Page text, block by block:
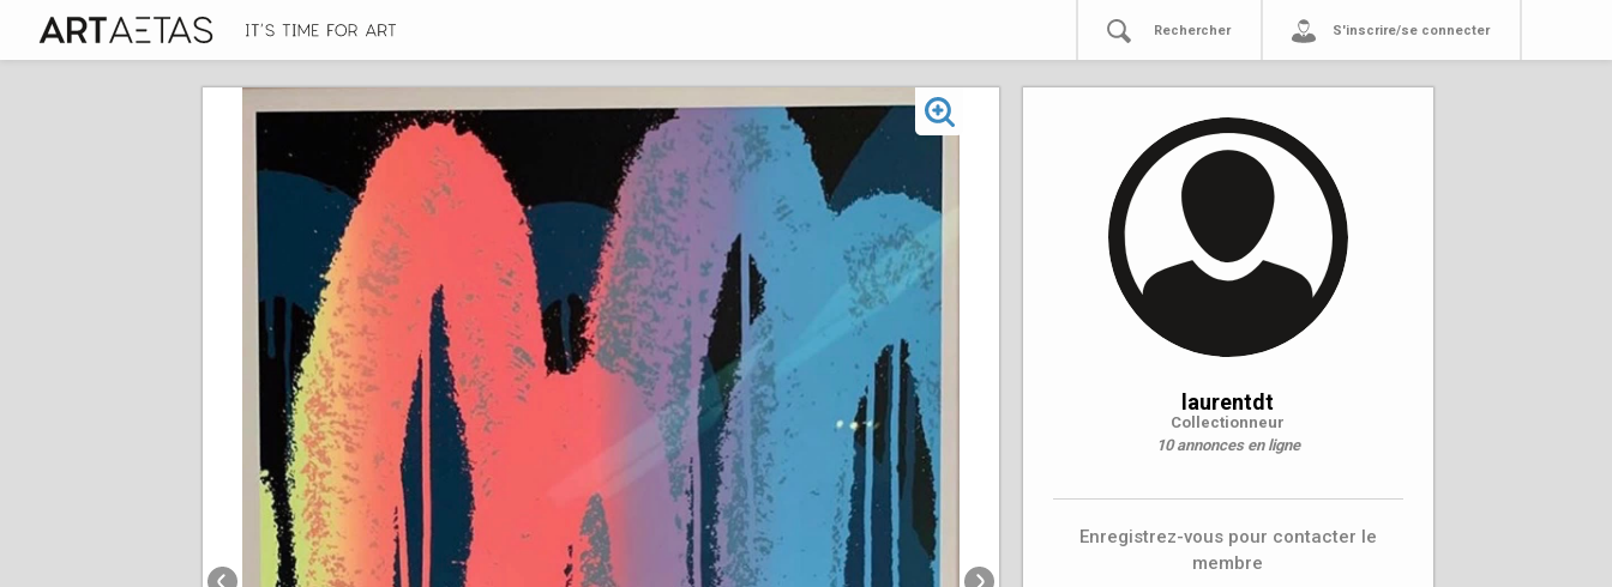
Rechercher S'inscrire/se connecter
laurentdt
Collectionneur
10 annonces en ligne
Enregistrez-vous pour contacter le
membre